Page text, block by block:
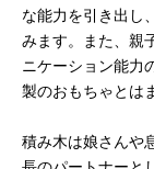
な能力を引き出し
みます。また、親
ニケーション能力
製のおもちゃとは
積み木は娘さんや